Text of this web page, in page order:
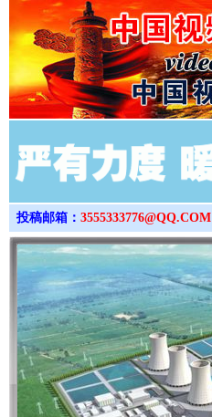
投稿邮箱： 3555333776@QQ.COM